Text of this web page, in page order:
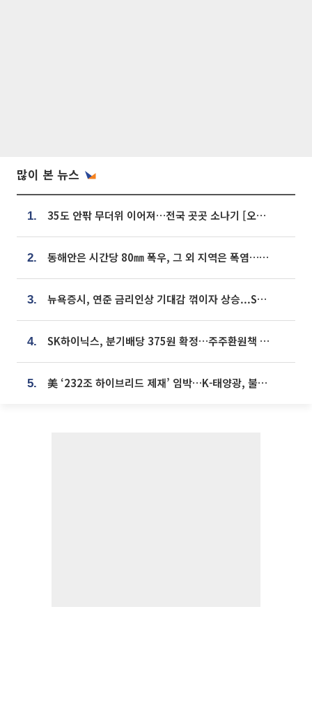
많이 본 뉴스
1. 35도 안팎 무더위 이어져…전국 곳곳 소나기 [오늘 날씨]
2. 동해안은 시간당 80㎜ 폭우, 그 외 지역은 폭염…‘극과 극 날씨’
3. 뉴욕증시, 연준 금리인상 기대감 꺾이자 상승...S&P500 사상 최고치 [종합]
4. SK하이닉스, 분기배당 375원 확정…주주환원책 9월로 앞당겨 발표
5. 美 ‘232조 하이브리드 제재’ 임박…K-태양광, 불확실성 털고 날개 다나